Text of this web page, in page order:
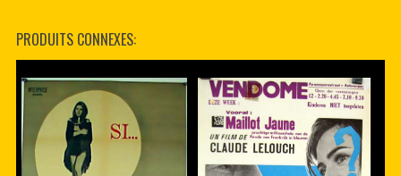
PRODUITS CONNEXES: